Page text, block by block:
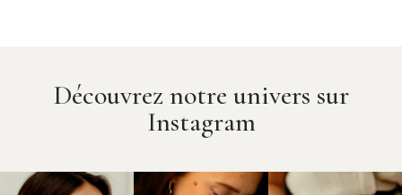
Découvrez notre univers sur
Instagram